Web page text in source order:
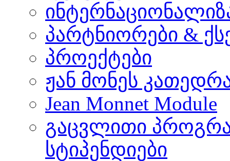
პარტნიორები &
პროექტები
ჟან მონეს
Jean Monnet Module
გაცვლითი
სტიპენდიები